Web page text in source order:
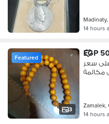
14 hours
3
Featured EGP
سعر
مكالمة
Zamalek,
14 hours